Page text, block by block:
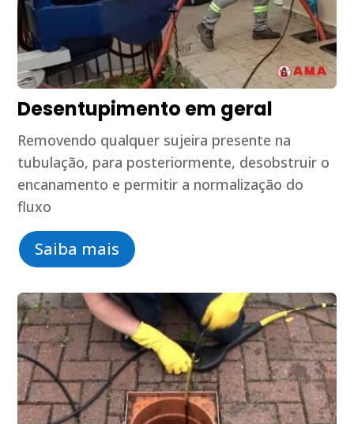
Desentupimento em geral
Removendo qualquer sujeira presente na
tubulação, para posteriormente, desobstruir o
encanamento e permitir a normalização do
fluxo
Saiba mais